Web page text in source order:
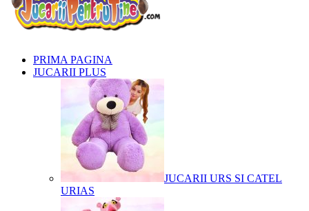
PRIMA PAGINA
JUCARII PLUS
JUCARII URS SI CATEL
URIAS